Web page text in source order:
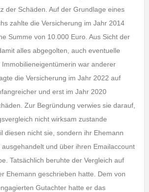
der Schäden. Auf der Grundlage eines
zahlte die Versicherung im Jahr 2014
Summe von 10.000 Euro. Aus Sicht der
alles abgegolten, auch eventuelle
war anderer
die Versicherung im Jahr 2022 auf
und erst im Jahr 2020
Zur Begründung verwies sie darauf,
nicht wirksam zustande
diesen nicht sie, sondern ihr Ehemann
und über ihren Emailaccount
Tatsächlich beruhte der Vergleich auf
Ehemann geschrieben hatte. Dem von
Gutachter hatte er das